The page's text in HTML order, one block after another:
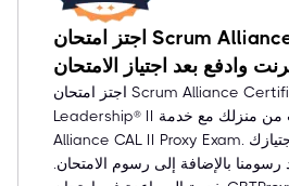
اجتز امتحان Scrum Alliance CAL II عبر
وادفع بعد اجتياز الامتحان
اجتز امتحان Scrum Alliance Certified Agile
Leadership® II عبر الإنترنت من منزلك مع خدمة Scrum
Alliance CAL II Proxy Exam. في حال عدم اجتيازك
رسومنا بالإضافة إلى رسوم الامتحان.